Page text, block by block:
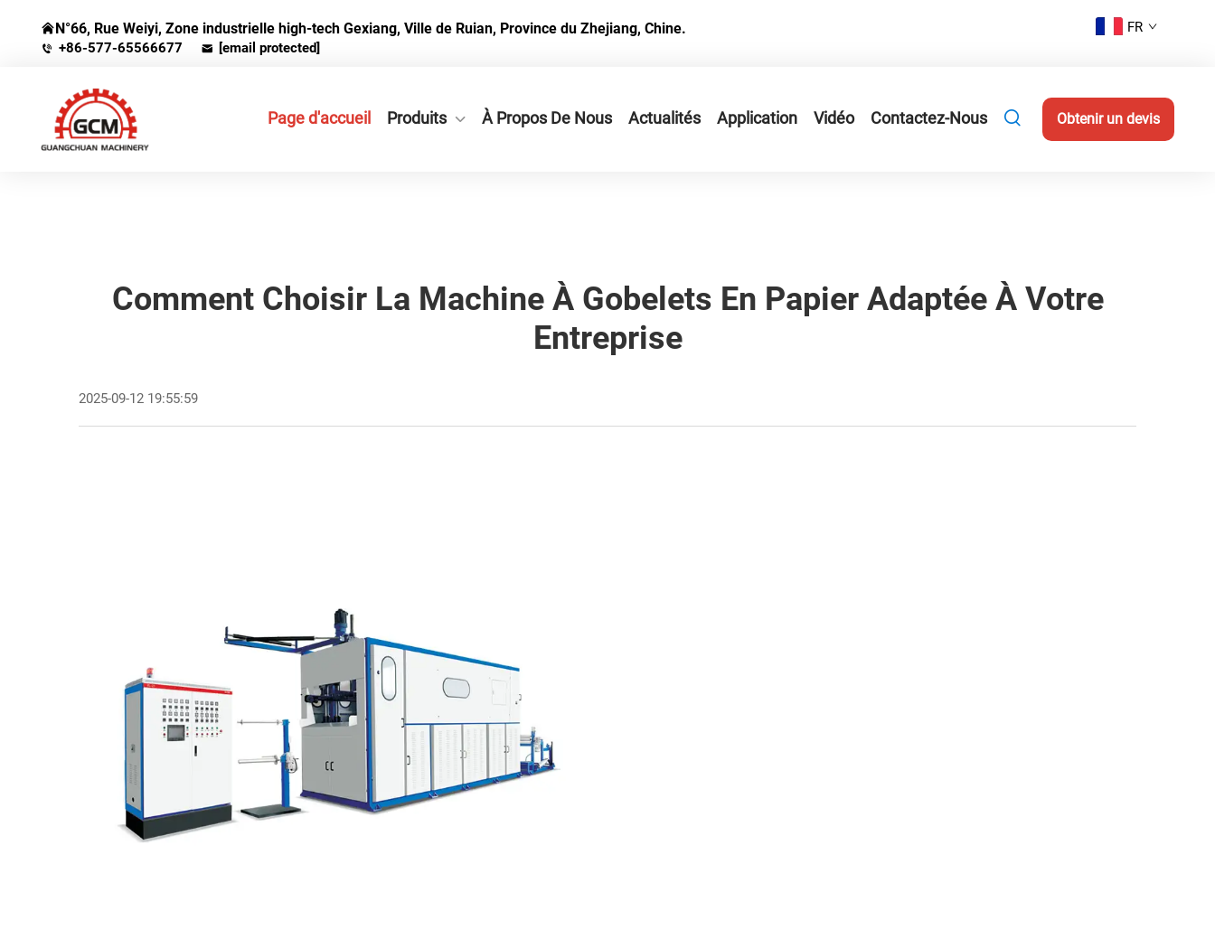
N°66, Rue Weiyi, Zone industrielle high-tech Gexiang, Ville de Ruian, Province du Zhejiang, Chine.
+86-577-65566677 [email protected]
FR
Page d'accueil Produits À Propos De Nous Actualités Application Vidéo Contactez-Nous Obtenir un devis
Comment Choisir La Machine À Gobelets En Papier Adaptée À Votre
Entreprise
2025-09-12 19:55:59